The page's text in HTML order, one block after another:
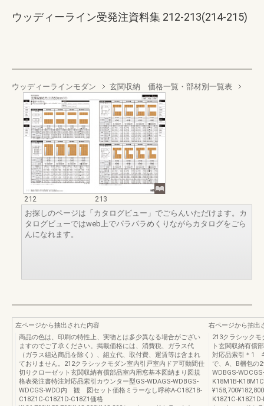
ウッディーライン受発注資料集 212-213(214-215)
ウッディーラインモダン 玄関収納 価格一覧・部材別一覧表
212
213
お探しのページは「カタログビュー」でごらんいただけます。カ
タログビューではweb上でパラパラめくりながらカタログをごら
んになれます。
左ページから抽出された内容
商品の色は、印刷の特性上、実物とは多少異なる場合がござい
ますのでご了承ください。掲載価格には、消費税、ガラス代
（ガラス組込商品を除く）、組立代、取付費、運賃等は含まれ
ておりません。212クラシックモダン室内引戸室内ドア可動間仕
切りクローゼット玄関収納有償部品室内用窓基本図納まり図規
格表発注書特注対応品索引カウンター型GS-WDAGS-WDBGS-
WDCGS-WDD内 観 図セット価格ミラーなし呼称A-C18Z1B-
C18Z1C-C18Z1D-C18Z1価格
右ページから抽出
213クラシック
ト玄関収納有償
対応品索引＊1
で、A、B梱包の
WDBGS-
K18M1B-
K18Z1C-